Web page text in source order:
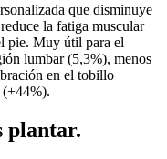
que disminuye
la fatiga muscular
pie. Muy útil para el
lumbar (5,3%), menos
en el tobillo
(+44%).
plantar.